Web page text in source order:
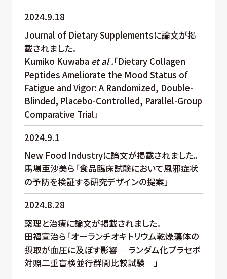
2024.9.18
Journal of Dietary Supplementsに論文が掲
載されました。
Kumiko Kuwaba et al .「Dietary Collagen
Peptides Ameliorate the Mood Status of
Fatigue and Vigor: A Randomized, Double-
Blinded, Placebo-Controlled, Parallel-Group
Comparative Trial」
2024.9.1
New Food Industryに論文が掲載されました。
馬場亜沙美ら「食品臨床試験において風邪症状
の予防を検証する研究デザインの提案」
2024.8.28
薬理と治療に論文が掲載されました。
田福宣治ら「オーランチオキトリウム乾燥藻体の
摂取が血圧に及ぼす影響 ―ランダム化プラセボ
対照二重盲検並行群間比較試験―」